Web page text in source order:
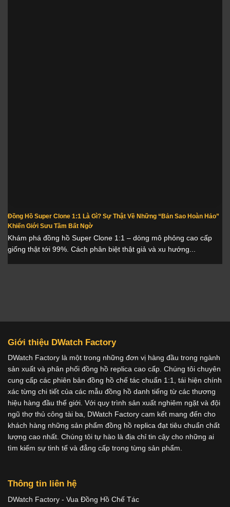
Đồng Hồ Super Clone 1:1 Là Gì? Sự Thật Về Những “Bản Sao Hoàn Hảo”
Khiến Giới Sưu Tầm Bất Ngờ
Khám phá đồng hồ Super Clone 1:1 – dòng mô phỏng cao cấp
giống thật tới 99%. Cách phân biệt thật giả và xu hướng...
Giới thiệu DWatch Factory
DWatch Factory là một trong những đơn vị hàng đầu trong ngành
sản xuất và phân phối đồng hồ replica cao cấp. Chúng tôi chuyên
cung cấp các phiên bản đồng hồ chế tác chuẩn 1:1, tái hiện chính
xác từng chi tiết của các mẫu đồng hồ danh tiếng từ các thương
hiệu hàng đầu thế giới. Với quy trình sản xuất nghiêm ngặt và đội
ngũ thợ thủ công tài ba, DWatch Factory cam kết mang đến cho
khách hàng những sản phẩm đồng hồ replica đạt tiêu chuẩn chất
lượng cao nhất. Chúng tôi tự hào là địa chỉ tin cậy cho những ai
tìm kiếm sự tinh tế và đẳng cấp trong từng sản phẩm.
Thông tin liên hệ
DWatch Factory - Vua Đồng Hồ Chế Tác